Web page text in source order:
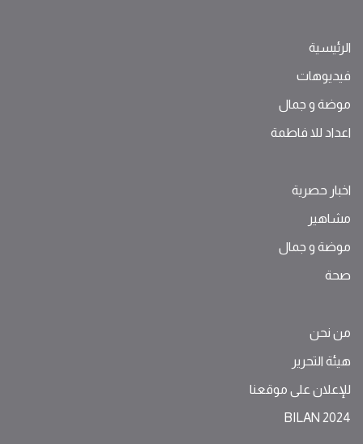
الرئيسية
فيديوهات
موضة ‫و‬ ‫‬‫جمال‬
اعداد للا فاطمة
اخبار حصرية
مشاهير
موضة ‫و‬ ‫‬‫جمال‬
صحة
من نحن
هيئة التحرير
للإعلان على موقعنا
BILAN 2024